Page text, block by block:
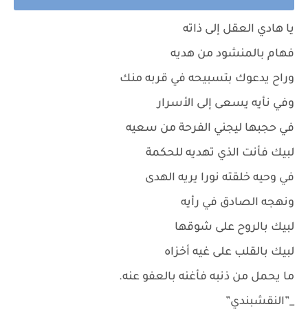
يا هادي العقل إلى ذاته
فهام بالمنشود من هديه
وراح يدعوك بتسبيحه في قربه منك
وفي نأيه يسعى إلى الأسرار
في حجبها ليجني الفرحة من سعيه
لبيك فأنت الذي تهديه للحكمة
في وحيه خلقته نورا يريه الهدى
ونهجه الصادق في رأيه
لبيك بالروح على شوقها
لبيك بالقلب على غيه أخزاه
ما يحمل من ذنبه فأغنه بالعفو عنه.
_”النقشبندي”